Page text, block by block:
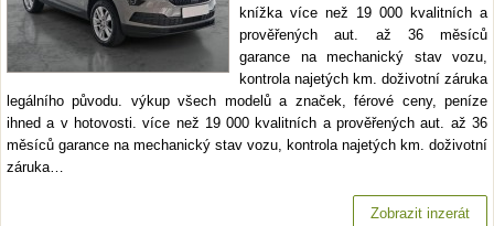
knížka více než 19 000 kvalitních a
prověřených aut. až 36 měsíců
garance na mechanický stav vozu,
kontrola najetých km. doživotní záruka
legálního původu. výkup všech modelů a značek, férové ceny, peníze
ihned a v hotovosti. více než 19 000 kvalitních a prověřených aut. až 36
měsíců garance na mechanický stav vozu, kontrola najetých km. doživotní
záruka…
Zobrazit inzerát